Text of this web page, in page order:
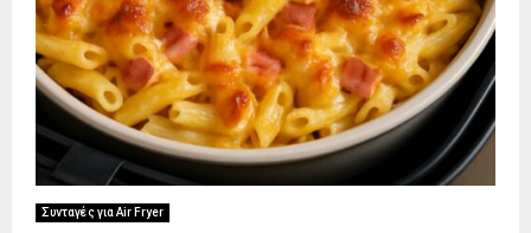
Συνταγές για Air Fryer